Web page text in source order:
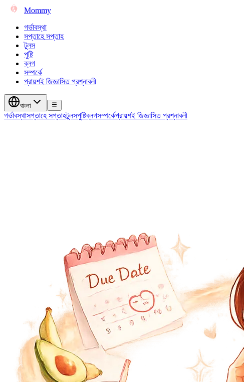
Mommy
গর্ভাবস্থা
সপ্তাহে সপ্তাহ
টুলস
পুষ্টি
ব্লগ
সম্পর্কে
প্রায়শই জিজ্ঞাসিত প্রশ্নাবলী
বাংলা
গর্ভাবস্থাসপ্তাহে সপ্তাহটুলসপুষ্টিব্লগসম্পর্কেপ্রায়শই জিজ্ঞাসিত প্রশ্নাবলী